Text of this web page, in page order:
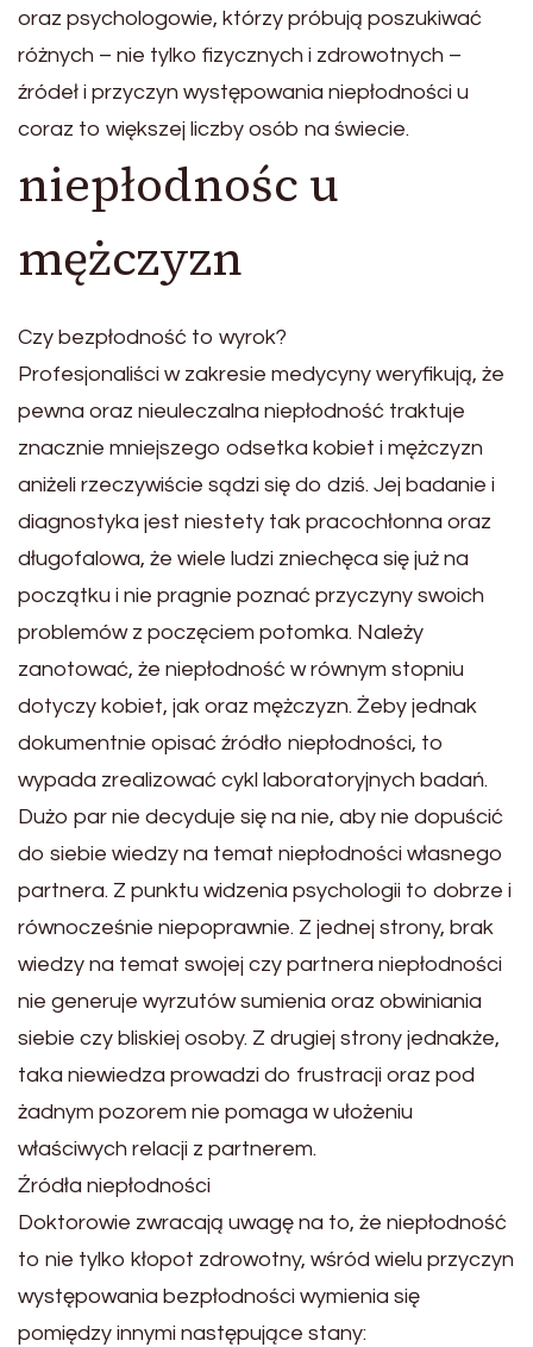
oraz psychologowie, którzy próbują poszukiwać
różnych – nie tylko fizycznych i zdrowotnych –
źródeł i przyczyn występowania niepłodności u
coraz to większej liczby osób na świecie.
niepłodnośc u
mężczyzn
Czy bezpłodność to wyrok?
Profesjonaliści w zakresie medycyny weryfikują, że
pewna oraz nieuleczalna niepłodność traktuje
znacznie mniejszego odsetka kobiet i mężczyzn
aniżeli rzeczywiście sądzi się do dziś. Jej badanie i
diagnostyka jest niestety tak pracochłonna oraz
długofalowa, że wiele ludzi zniechęca się już na
początku i nie pragnie poznać przyczyny swoich
problemów z poczęciem potomka. Należy
zanotować, że niepłodność w równym stopniu
dotyczy kobiet, jak oraz mężczyzn. Żeby jednak
dokumentnie opisać źródło niepłodności, to
wypada zrealizować cykl laboratoryjnych badań.
Dużo par nie decyduje się na nie, aby nie dopuścić
do siebie wiedzy na temat niepłodności własnego
partnera. Z punktu widzenia psychologii to dobrze i
równocześnie niepoprawnie. Z jednej strony, brak
wiedzy na temat swojej czy partnera niepłodności
nie generuje wyrzutów sumienia oraz obwiniania
siebie czy bliskiej osoby. Z drugiej strony jednakże,
taka niewiedza prowadzi do frustracji oraz pod
żadnym pozorem nie pomaga w ułożeniu
właściwych relacji z partnerem.
Źródła niepłodności
Doktorowie zwracają uwagę na to, że niepłodność
to nie tylko kłopot zdrowotny, wśród wielu przyczyn
występowania bezpłodności wymienia się
pomiędzy innymi następujące stany: